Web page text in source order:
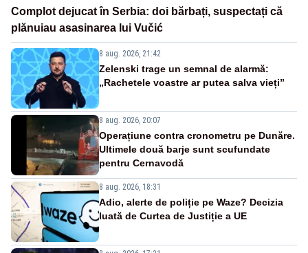
Complot dejucat în Serbia: doi bărbați, suspectați că
plănuiau asasinarea lui Vučić
8 aug. 2026, 21:42
Zelenski trage un semnal de alarmă:
„Rachetele voastre ar putea salva vieți”
8 aug. 2026, 20:07
Operațiune contra cronometru pe Dunăre.
Ultimele două barje sunt scufundate
pentru Cernavodă
8 aug. 2026, 18:31
Adio, alerte de poliție pe Waze? Decizia
luată de Curtea de Justiție a UE